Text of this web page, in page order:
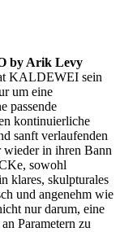
by Arik Levy
KALDEWEI sein
um eine
passende
kontinuierliche
sanft verlaufenden
wieder in ihren Bann
sowohl
klares, skulpturales
und angenehm wie
nur darum, eine
Parametern zu